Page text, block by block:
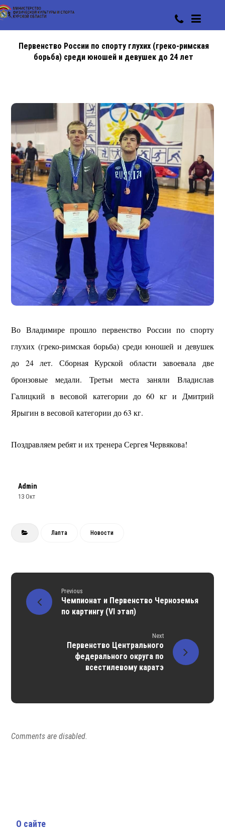
Первенство России по спорту глухих (греко-римская
борьба) среди юношей и девушек до 24 лет
Во Владимире прошло первенство России по спорту
глухих (греко-римская борьба) среди юношей и девушек
до 24 лет. Сборная Курской области завоевала две
бронзовые медали. Третьи места заняли Владислав
Галицкий в весовой категории до 60 кг и Дмитрий
Ярыгин в весовой категории до 63 кг.
Поздравляем ребят и их тренера Сергея Червякова!
Admin
13 Окт
Лапта Новости
Previous
Чемпионат и Первенство Черноземья
по картингу (VI этап)
Next
Первенство Центрального
федерального округа по
всестилевому каратэ
Comments are disabled.
О сайте